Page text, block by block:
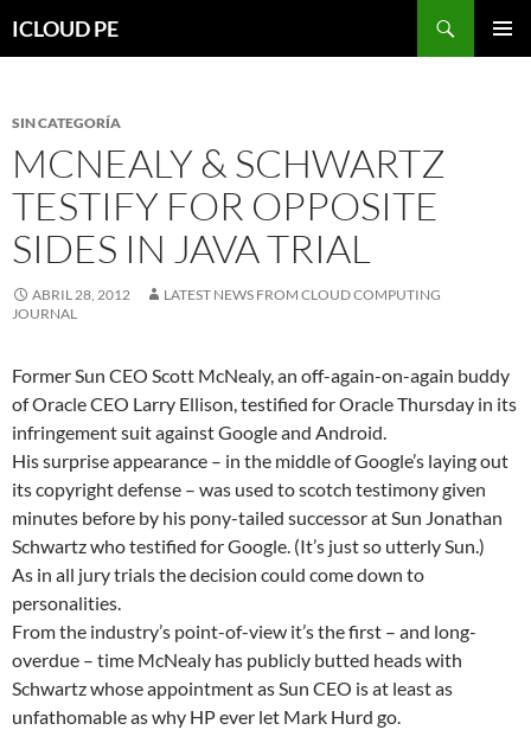
hacia
ICLOUD PE
SIN CATEGORÍA
MCNEALY & SCHWARTZ
TESTIFY FOR OPPOSITE
SIDES IN JAVA TRIAL
ABRIL 28, 2012
LATEST NEWS FROM CLOUD COMPUTING
JOURNAL
Former Sun CEO Scott McNealy, an off-again-on-again buddy
of Oracle CEO Larry Ellison, testified for Oracle Thursday in its
infringement suit against Google and Android.
His surprise appearance – in the middle of Google’s laying out
its copyright defense – was used to scotch testimony given
minutes before by his pony-tailed successor at Sun Jonathan
Schwartz who testified for Google. (It’s just so utterly Sun.)
As in all jury trials the decision could come down to
personalities.
From the industry’s point-of-view it’s the first – and long-
overdue – time McNealy has publicly butted heads with
Schwartz whose appointment as Sun CEO is at least as
unfathomable as why HP ever let Mark Hurd go.